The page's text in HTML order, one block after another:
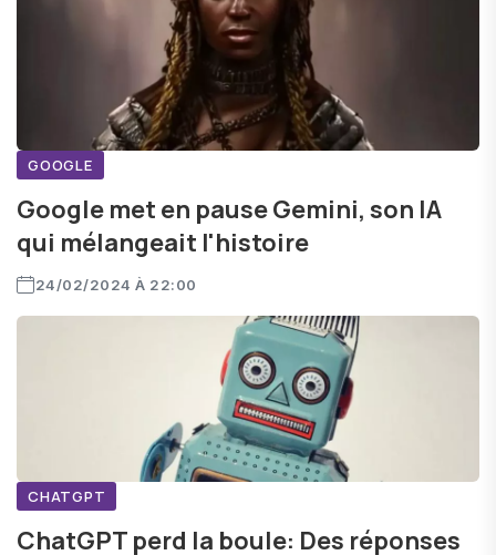
GOOGLE
Google met en pause Gemini, son IA
qui mélangeait l'histoire
24/02/2024 À 22:00
CHATGPT
ChatGPT perd la boule: Des réponses